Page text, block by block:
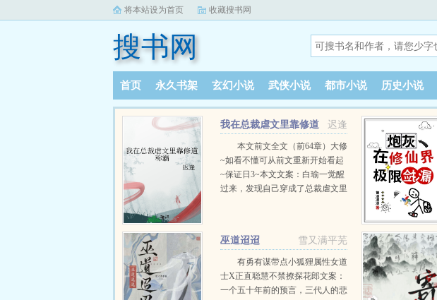
将本站设为首页 收藏搜书网
搜书网
首页 永久书架 玄幻小说 武侠小说 都市小说 历史小说
阅读记录
迟逢
我在总裁虐文里靠修道
称霸本文前文全文（前64章）大修
~如看不懂可从前文重新开始看起
~保证日3~本文文案：白瑜一觉醒
过来，发现自己穿成了总裁虐文里
流落在外孤苦无依就不说了，回来
了还要被那个狗总裁挖心挖肝的
虐，就连大结局都是得了癌症凄惨
而死。 面对剧情，白瑜：
雪又满平芜
巫道迢迢
有勇有谋带点小狐狸属性女道
士X正直聪慧不禁撩探花郎文案：
一个五十年前的预言，三代人的悲